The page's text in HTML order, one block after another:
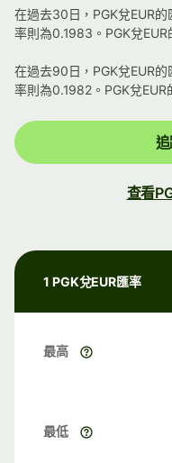
在過去30日，PGK兌EUR
率則為0.1983。PGK兌EUR
在過去90日，PGK兌EUR
率則為0.1982。PGK兌EUR
查看
1 PGK兌EUR匯率
最高
最低